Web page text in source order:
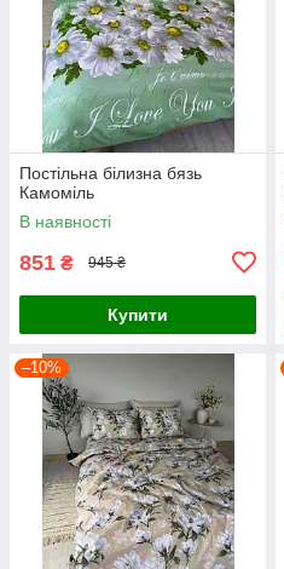
Постільна білизна бязь
Камоміль
В наявності
851 ₴ 945 ₴
Купити
–10%